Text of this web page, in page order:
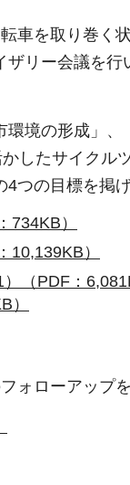
車を取り巻く
リー会議を
境の形成」
したサイクル
つの目標を掲
）
）
）（PDF：
）
ォローアップを